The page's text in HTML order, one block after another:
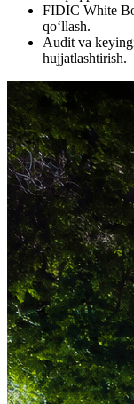
FIDIC White
qo‘llash.
Audit va
hujjatlashtirish.